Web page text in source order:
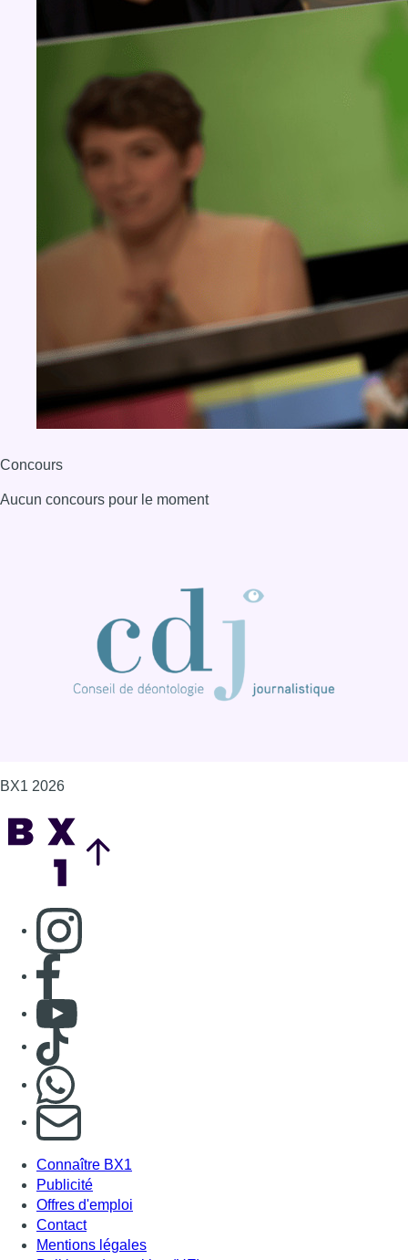
Concours
Aucun concours pour le moment
BX1 2026
Consulter page Instagram
Consulter page Facebook
Consulter Youtube
Consulter TikTok
S'abonner à notre newsletter
Connaître BX1
Publicité
Offres d'emploi
Contact
Mentions légales